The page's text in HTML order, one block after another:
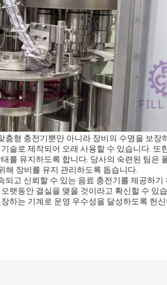
형 충전기뿐만 아니라 장비의 수명을 보장
술로 제작되어 오래 사용할 수 있습니다. 또
를 유지하도록 합니다. 당사의 숙련된 팀은
해 장비를 유지 관리하도록 돕습니다.
고 신뢰할 수 있는 음료 충전기를 제공하기
랫동안 결실을 맺을 것이라고 확신할 수 있
하는 기계로 운영 우수성을 달성하도록 헌